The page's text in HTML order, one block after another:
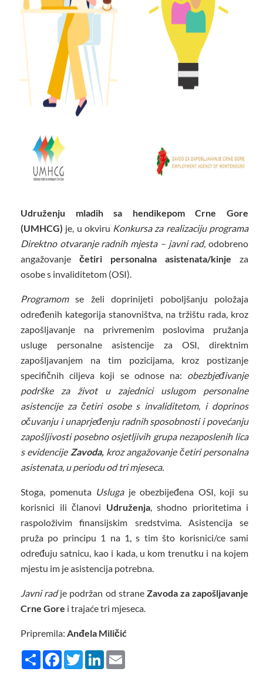
Udruženju mladih sa hendikepom Crne Gore
(UMHCG) je, u okviru Konkursa za realizaciju programa
Direktno otvaranje radnih mjesta – javni rad, odobreno
angažovanje četiri personalna asistenata/kinje za
osobe s invaliditetom (OSI).
Programomse želi doprinijeti poboljšanju položaja
određenih kategorija stanovništva, na tržištu rada, kroz
zapošljavanje na privremenim poslovima pružanja
usluge personalne asistencije za OSI, direktnim
zapošljavanjem na tim pozicijama, kroz postizanje
specifičnih ciljeva koji se odnose na: obezbjeđivanje
podrške za život u zajednici uslugom personalne
asistencije za četiri osobe s invaliditetom, i doprinos
očuvanju i unaprjeđenju radnih sposobnosti i povećanju
zapošljivosti posebno osjetljivih grupa nezaposlenih lica
s evidencije Zavoda,kroz angažovanje četiri personalna
asistenata, u periodu od tri mjeseca.
Stoga, pomenuta Uslugaje obezbijeđena OSI, koji su
korisnici ili članovi Udruženja, shodno prioritetima i
raspoloživim finansijskim sredstvima. Asistencija se
pruža po principu 1 na 1, s tim što korisnici/ce sami
određuju satnicu, kao i kada, u kom trenutku i na kojem
mjestu im je asistencija potrebna.
Javni radje podržan od strane Zavoda za zapošljavanje
Crne Gore i trajaće tri mjeseca.
Pripremila: Anđela Miličić
Share FacebookTwitterLinkedIn